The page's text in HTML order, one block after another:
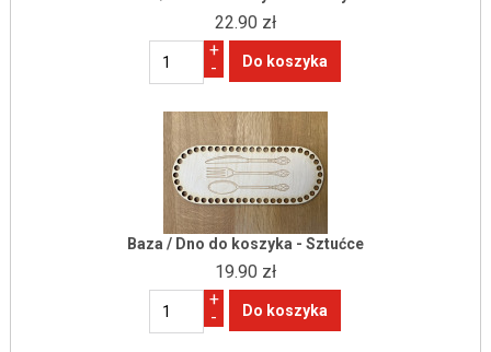
22.90 zł
+
-
Baza / Dno do koszyka - Sztućce
19.90 zł
+
-